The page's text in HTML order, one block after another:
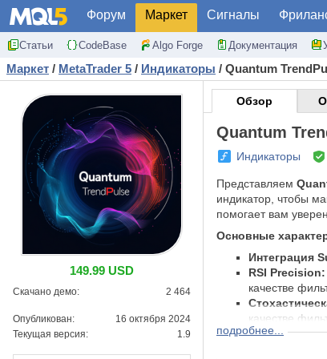
Форум Маркет Сигналы
Статьи CodeBase Algo Forge Документация
Маркет / MetaTrader 5 / Индикаторы / Quantum
149.99 USD
Скачано демо: 2 464
Опубликован:
16 октября 2024
Текущая версия:
1.9
Обзор
Quantum
Индикаторы
Представляем
индикатор, чтобы
помогает вам
Основные
Интеграция
RSI Precision:
качестве
качестве
Анализ
подробнее...